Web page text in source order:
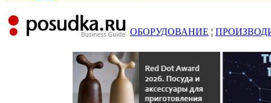
ОБОРУДОВАНИЕ ¦